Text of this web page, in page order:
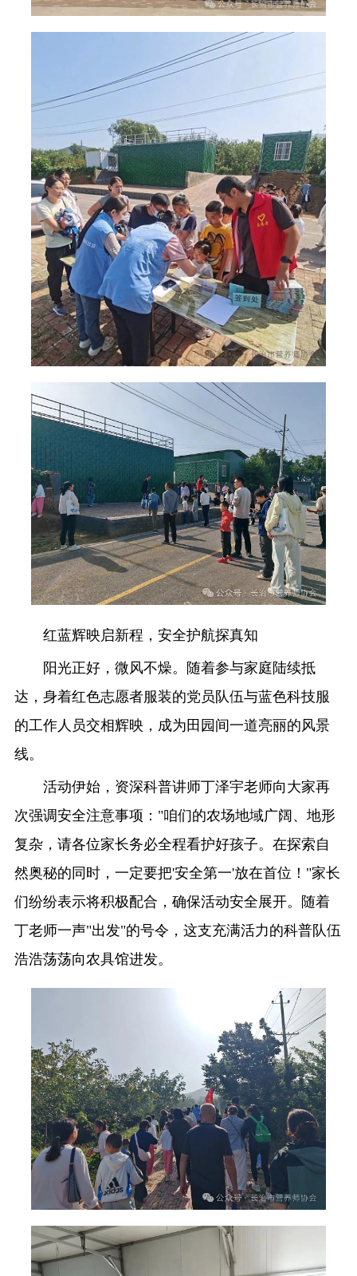
红蓝辉映启新程，安全护航探真知
阳光正好，微风不燥。随着参与家庭陆续抵
达，身着红色志愿者服装的党员队伍与蓝色科技服
的工作人员交相辉映，成为田园间一道亮丽的风景
线。
活动伊始，资深科普讲师丁泽宇老师向大家再
次强调安全注意事项："咱们的农场地域广阔、地形
复杂，请各位家长务必全程看护好孩子。在探索自
然奥秘的同时，一定要把'安全第一'放在首位！"家长
们纷纷表示将积极配合，确保活动安全展开。随着
丁老师一声"出发"的号令，这支充满活力的科普队伍
浩浩荡荡向农具馆进发。